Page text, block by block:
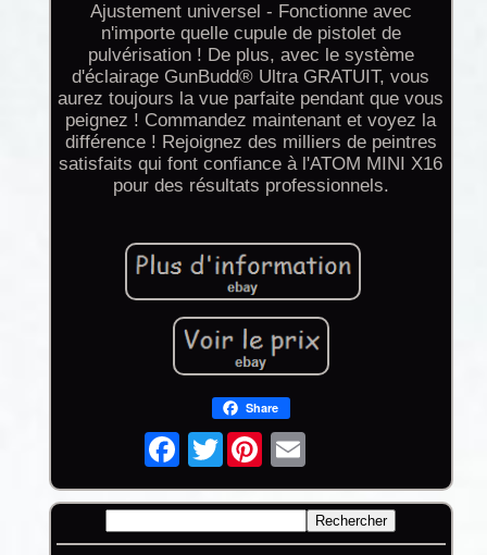
Ajustement universel - Fonctionne avec
n'importe quelle cupule de pistolet de
pulvérisation ! De plus, avec le système
d'éclairage GunBudd® Ultra GRATUIT, vous
aurez toujours la vue parfaite pendant que vous
peignez ! Commandez maintenant et voyez la
différence ! Rejoignez des milliers de peintres
satisfaits qui font confiance à l'ATOM MINI X16
pour des résultats professionnels.
Share
Twitter